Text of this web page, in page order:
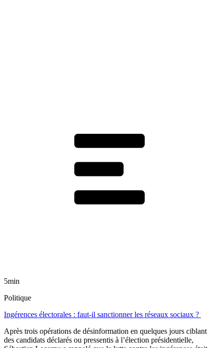
5min
Politique
Ingérences électorales : faut-il sanctionner les réseaux sociaux ?
Après trois opérations de désinformation en quelques jours ciblant
des candidats déclarés ou pressentis à l’élection présidentielle,